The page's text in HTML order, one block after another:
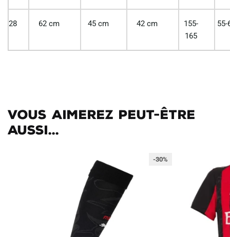
28 62 cm 45 cm 42 cm
155-
165
55-
Vous aimerez peut-être
aussi...
-30%